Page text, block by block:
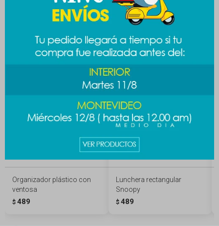
Productos que te pueden interesar
Organizador plástico con
ventosa
$ 489
Lunchera rectangular
Snoopy
$ 489